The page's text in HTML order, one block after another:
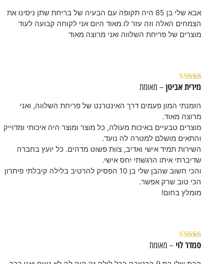
אבא שלי בן 85 היה תקופה עם הבעיה של בריחת שתן ניסינו את
הצמחים האלה וזה עזר לו מאוד היום אני לקוחה קבועה לעוד
מוצרים של פריחת השלווה ואני מרוצה מאוד
דורג5 מתוך 5
מירית אביטן– מאומת
הזמנתי המון פעמים דרך האינטרנט של פריחת השלווה, ואני
מרוצה מאוד.
מוצרים טבעיים באיכות מעולה, כל מוצר ומוצר היה איכותי ומדוייק
והתאים מושלם למטרה לה נועד.
השירות תמיד אישי ואדיב, צוות פשוט מדהים. כל יועץ בחברה
שדיברתי איתו הרגשתי יחס אישי.
והכי חשוב שהבן שלי בן 10 הפסיק להרטיב בלילה קיבלתי פיתרון
הכי טוב שרק אפשר.
מומלץ בחום!
דורג5 מתוך 5סמדר לוי – מאומת